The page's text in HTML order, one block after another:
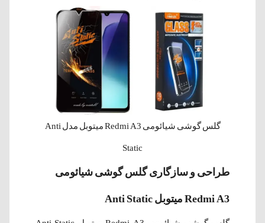
گلس گوشی شیائومی Redmi A3 میتوبل مدل Anti
Static
طراحی و سازگاری گلس گوشی شیائومی
Redmi A3 میتوبل Anti Static